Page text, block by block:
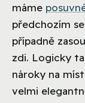
máme
předchozím
případně
zdi. Logicky
nároky na
velmi